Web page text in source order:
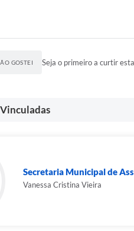
GOSTEI Seja o primeiro a curtir
Secretaria Municipal de
Vanessa Cristina Vieira